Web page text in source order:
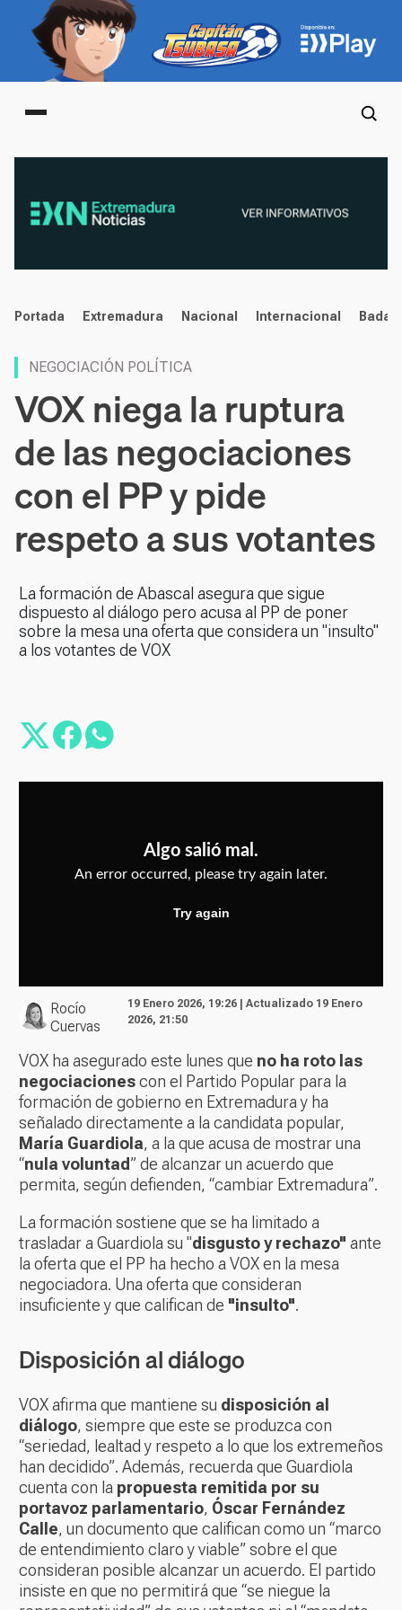
Main menu
noticias
Portada Extremadura Nacional Internacional
NEGOCIACIÓN POLÍTICA
VOX niega la ruptura
de las negociaciones
con el PP y pide
respeto a sus votantes
La formación de Abascal asegura que sigue
dispuesto al diálogo pero acusa al PP de poner
sobre la mesa una oferta que considera un "insulto"
a los votantes de VOX
Rocío
Cuervas
19 Enero 2026, 19:26 | Actualizado 19 Enero
2026, 21:50
VOX ha asegurado este lunes que no ha roto las
negociacionescon el Partido Popular para la
formación de gobierno en Extremadura y ha
señalado directamente a la candidata popular,
María Guardiola, a la que acusa de mostrar una
“nula voluntad” de alcanzar un acuerdo que
permita, según defienden, “cambiar Extremadura”.
La formación sostiene que se ha limitado a
trasladar a Guardiola su "disgusto y rechazo" ante
la oferta que el PP ha hecho a VOX en la mesa
negociadora. Una oferta que consideran
insuficiente y que califican de "insulto".
Disposición al diálogo
VOX afirma que mantiene su disposición al
diálogo, siempre que este se produzca con
“seriedad, lealtad y respeto a lo que los extremeños
han decidido”. Además, recuerda que Guardiola
cuenta con la propuesta remitida por su
portavoz parlamentario, Óscar Fernández
Calle, un documento que califican como un “marco
de entendimiento claro y viable” sobre el que
consideran posible alcanzar un acuerdo. El partido
insiste en que no permitirá que “se niegue la